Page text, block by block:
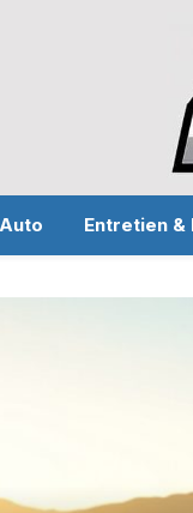
Entretien &